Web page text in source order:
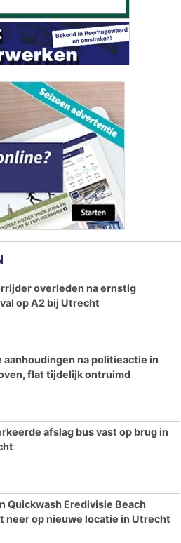
overleden na ernstig
op A2 bij Utrecht
aanhoudingen na politieactie in
flat tijdelijk ontruimd
afslag bus vast op brug in
Quickwash Eredivisie Beach
neer op nieuwe locatie in Utrecht